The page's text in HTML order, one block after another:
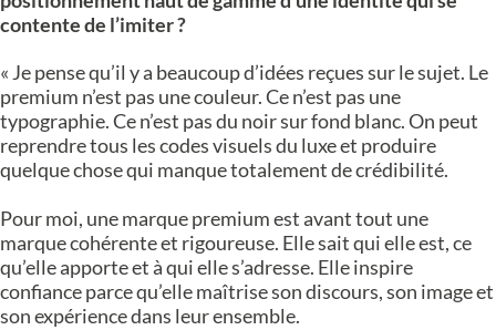
contente de l’imiter ?
« Je pense qu’il y a beaucoup d’idées reçues sur le sujet. Le
premium n’est pas une couleur. Ce n’est pas une
typographie. Ce n’est pas du noir sur fond blanc. On peut
reprendre tous les codes visuels du luxe et produire
quelque chose qui manque totalement de crédibilité.
Pour moi, une marque premium est avant tout une
marque cohérente et rigoureuse. Elle sait qui elle est, ce
qu’elle apporte et à qui elle s’adresse. Elle inspire
confiance parce qu’elle maîtrise son discours, son image et
son expérience dans leur ensemble.